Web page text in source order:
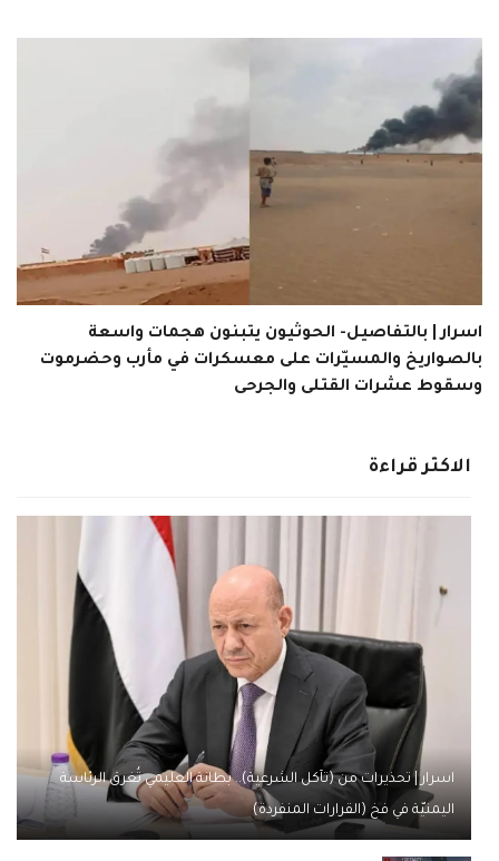
اسرار | بالتفاصيل- الحوثيون يتبنون هجمات واسعة
بالصواريخ والمسيّرات على معسكرات في مأرب وحضرموت
وسقوط عشرات القتلى والجرحى
الاكثر قراءة
اسرار | تحذيرات من (تآكل الشرعية).. بطانة العليمي تُغرق الرئاسة
اليمنيّة في فخ (القرارات المنفردة)